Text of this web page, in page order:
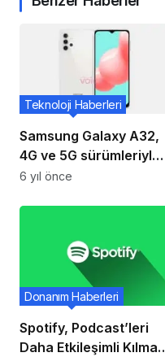
Samsung Galaxy A32,
4G ve 5G sürümleriyle
gelebilir !
Teknoloji Haberleri
6 yıl önce
Spotify, Podcast’leri
Daha Etkileşimli Kılmak
Donanım Haberleri